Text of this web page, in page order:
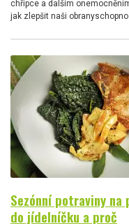
chřipce a dalším
jak zlepšit naši
Sezónní potraviny
do jídelníčku a proč